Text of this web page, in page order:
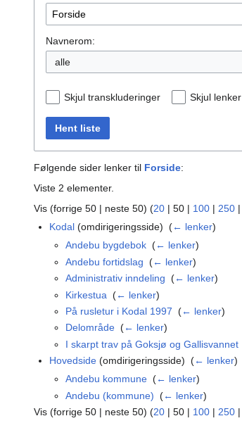
Navnerom:
Skjul transkluderinger Skjul lenker
Hent liste
Følgende sider lenker til Forside:
Viste 2 elementer.
Vis (forrige 50 | neste 50) (20 | 50 | 100 | 250 |
Kodal (omdirigeringsside) ‎(← lenker)
Andebu bygdebok‎ (← lenker)
Andebu fortidslag (← lenker)
Administrativ inndeling (← lenker)
Kirkestua (← lenker)
På rusletur i Kodal 1997 (← lenker)
Delområde‎ (← lenker)
I skarpt trav på Goksjø og Gallisvannet‎
Hovedside (omdirigeringsside) ‎(← lenker)
Andebu kommune‎ (← lenker)
Andebu (kommune) (← lenker)
Vis (forrige 50 | neste 50) (20 | 50 | 100 | 250 |